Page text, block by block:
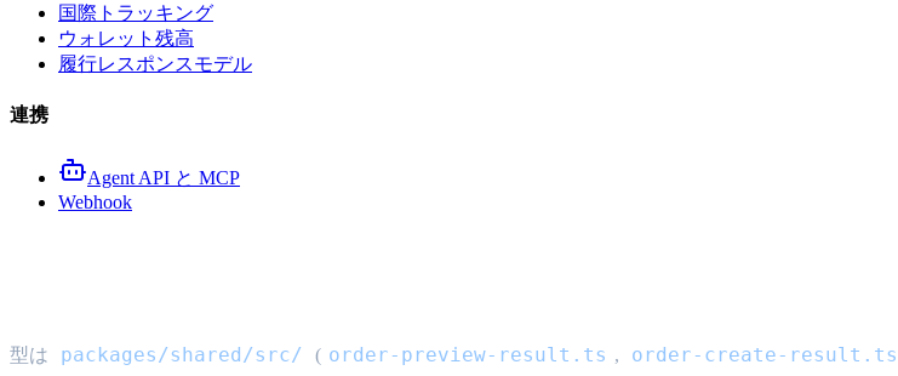
国際トラッキング
ウォレット残高
履行レスポンスモデル
連携
Agent API と MCP
Webhook
型は packages/shared/src/ ( order-preview-result.ts , order-create-result.ts